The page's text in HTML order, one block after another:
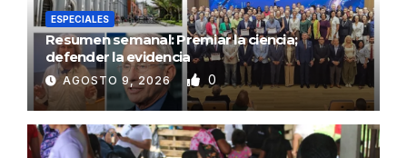
ESPECIALES
Resumen semanal: Premiar la ciencia;
defender la evidencia
AGOSTO 9, 2026 0